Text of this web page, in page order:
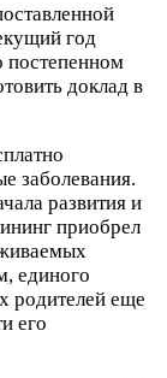
год
постепенном
доклад в
заболевания.
развития и
приобрел
единого
родителей еще
его